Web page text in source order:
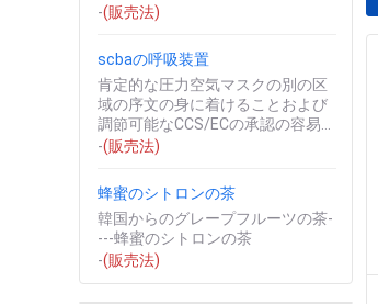
-(販売法)
scbaの呼吸装置
肯定的な圧力空気マスクの別の区
域の序文の身に着けることおよび
調節可能なCCS/ECの承認の容易
なISO9001、GB2890-1995供給の
-(販売法)
蜂蜜のシトロンの茶
韓国からのグレープフルーツの茶-
---蜂蜜のシトロンの茶
-(販売法)